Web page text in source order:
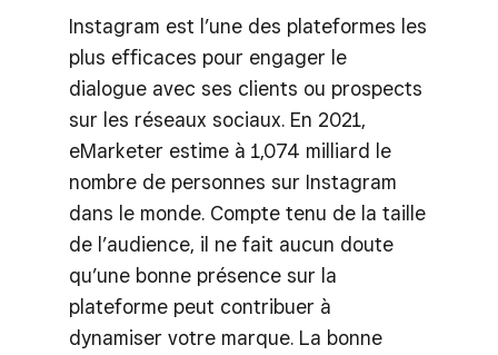
Instagram est l’une des plateformes les
plus efficaces pour engager le
dialogue avec ses clients ou prospects
sur les réseaux sociaux. En 2021,
eMarketer estime à 1,074 milliard le
nombre de personnes sur Instagram
dans le monde. Compte tenu de la taille
de l’audience, il ne fait aucun doute
qu’une bonne présence sur la
plateforme peut contribuer à
dynamiser votre marque. La bonne